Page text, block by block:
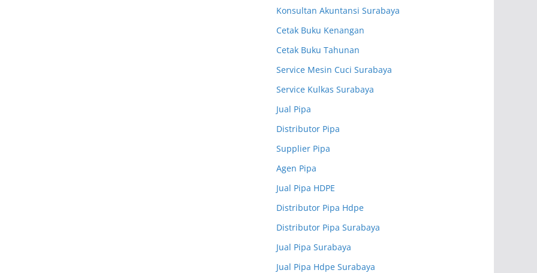
Konsultan Akuntansi Surabaya
Cetak Buku Kenangan
Cetak Buku Tahunan
Service Mesin Cuci Surabaya
Service Kulkas Surabaya
Jual Pipa
Distributor Pipa
Supplier Pipa
Agen Pipa
Jual Pipa HDPE
Distributor Pipa Hdpe
Distributor Pipa Surabaya
Jual Pipa Surabaya
Jual Pipa Hdpe Surabaya